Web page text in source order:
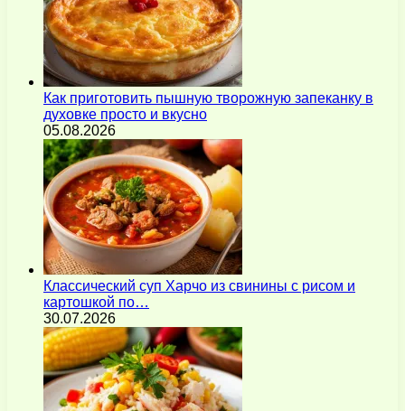
Как приготовить пышную творожную запеканку в
духовке просто и вкусно
05.08.2026
Классический суп Харчо из свинины с рисом и
картошкой по…
30.07.2026